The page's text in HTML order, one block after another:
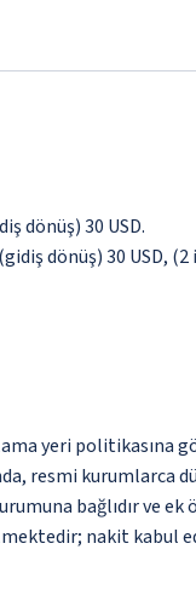
dönüş) 30 USD.
dönüş) 30 USD, (2
yeri politikasına
resmi
bağlıdır ve
nakit kabul